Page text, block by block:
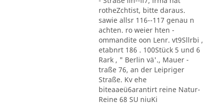
rotheZchtist, bitte daraus.
sawie allsr 116--117 genau n
achten. ro weier hten -
ommandite oon Lenr. vt9Sllrbi ,
etabnrt 186 . 100Stück 5 und 6
Rark , " Berlin vä'., Mauer -
traße 76, an der Leipriger
Straße. Kv ehe
biteaaeü6arantirt reine Natur-
Reine 68 SU niuKi